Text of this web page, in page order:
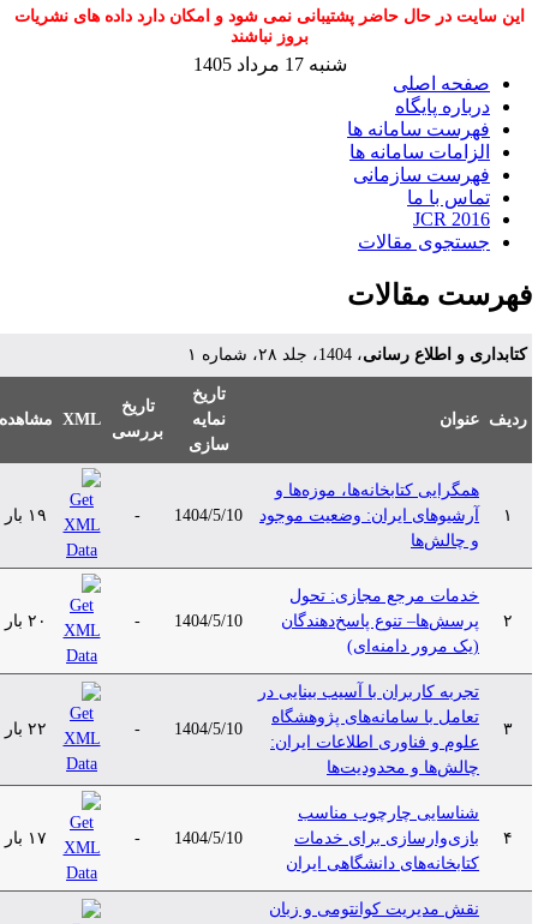
این سایت در حال حاضر پشتیبانی نمی شود و امکان دارد داده های نشریات
بروز نباشند
صفحه اصلی
درباره پایگاه
فهرست سامانه ها
الزامات سامانه ها
فهرست سازمانی
تماس با ما
JCR 2016
جستجوی مقالات
شنبه 17 مرداد 1405
مقالات
کتابداری و اطلاع رسانی، 1404، جلد ۲۸، شماره ۱
ردیف عنوان
تاریخ
نمایه
سازی
تاریخ
بررسی
XML مشاهده
همگرایی کتابخانه‌ها، موزه‌ها و
آرشیوهای ایران: وضعیت موجود
و چالش‌‌ها
1404/5/10 ۱۹ بار
خدمات مرجع مجازی: تحول
پرسش‌ها– تنوع پاسخ‌دهندگان
(یک مرور دامنه‌‌ای)
1404/5/10 ۲۰ بار
تجربه کاربران با آسیب بینایی در
تعامل با سامانه‌های پژوهشگاه
علوم و فناوری اطلاعات ایران:
چالش‌ها و محدودیت‌ها
1404/5/10 ۲۲ بار
شناسایی چارچوب مناسب
بازی‌وارسازی برای خدمات
کتابخانه‌های دانشگاهی ایران
1404/5/10 ۱۷ بار
نقش مدیریت کوانتومی و زبان